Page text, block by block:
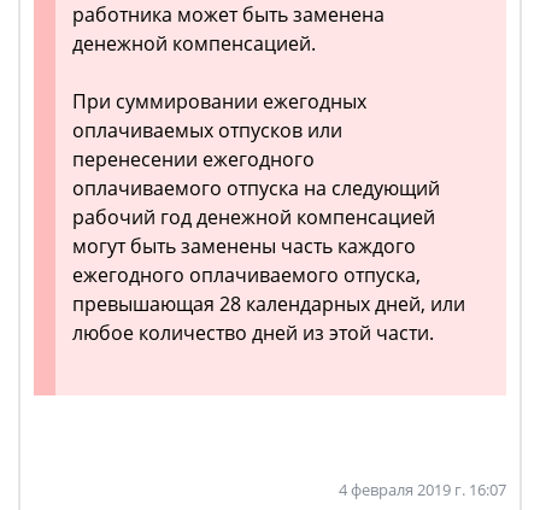
работника может быть заменена
денежной компенсацией.
При суммировании ежегодных
оплачиваемых отпусков или
перенесении ежегодного
оплачиваемого отпуска на следующий
рабочий год денежной компенсацией
могут быть заменены часть каждого
ежегодного оплачиваемого отпуска,
превышающая 28 календарных дней, или
любое количество дней из этой части.
4 февраля 2019 г. 16:07